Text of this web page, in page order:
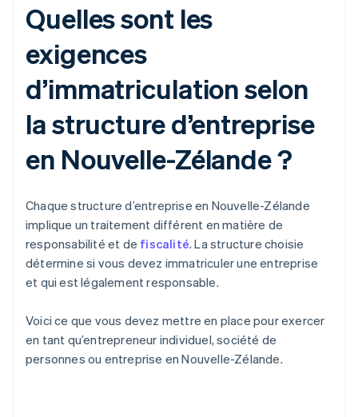
Quelles sont les
exigences
d’immatriculation selon
la structure d’entreprise
en Nouvelle-Zélande ?
Chaque structure d’entreprise en Nouvelle-Zélande
implique un traitement différent en matière de
responsabilité et de fiscalité. La structure choisie
détermine si vous devez immatriculer une entreprise
et qui est légalement responsable.
Voici ce que vous devez mettre en place pour exercer
en tant qu’entrepreneur individuel, société de
personnes ou entreprise en Nouvelle-Zélande.